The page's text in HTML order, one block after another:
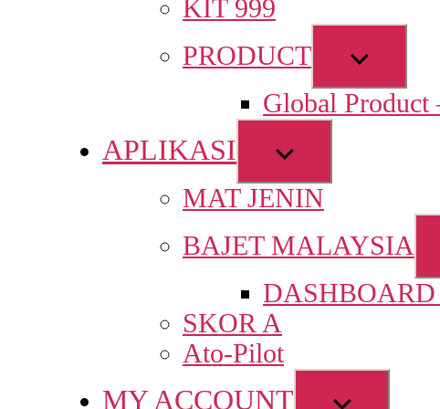
KIT 999
PRODUCT
Show
sub
menu
Global Product
APLIKASI
Show
sub
menu
MAT JENIN
BAJET MALAYSIA
SKOR A
Ato-Pilot
MY ACCOUNT
Show